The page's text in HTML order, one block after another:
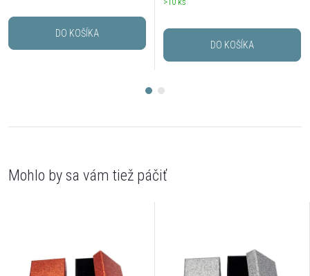
DO KOŠÍKA
DO KOŠÍKA